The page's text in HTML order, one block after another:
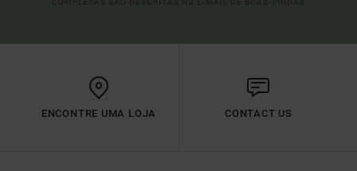
ENCONTRE UMA LOJA CONTACT US